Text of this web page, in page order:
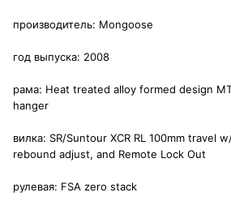
производитель: Mongoose
год выпуска: 2008
рама: Heat treated alloy formed design
hanger
вилка: SR/Suntour XCR RL 100mm travel
rebound adjust, and Remote Lock Out
рулевая: FSA zero stack